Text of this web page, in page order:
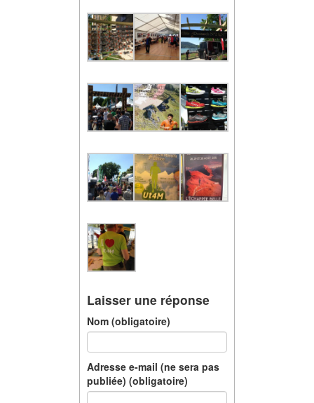
Laisser une réponse
Nom (obligatoire)
Adresse e-mail (ne sera pas
publiée) (obligatoire)